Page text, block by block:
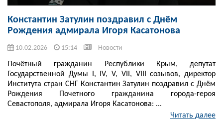
Константин Затулин поздравил с Днём
Рождения адмирала Игоря Касатонова
10.02.2026 15:14 Новости
Почётный гражданин Республики Крым, депутат
Государственной Думы I, IV, V, VII, VIII созывов, директор
Института стран СНГ Константин Затулин поздравил с Днём
Рождения Почетного гражданина города-героя
Севастополя, адмирала Игоря Касатонова: ...
Читать далее